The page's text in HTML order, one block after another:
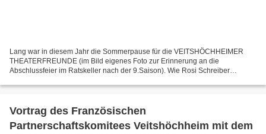
Lang war in diesem Jahr die Sommerpause für die VEITSHÖCHHEIMER
THEATERFREUNDE (im Bild eigenes Foto zur Erinnerung an die
Abschlussfeier im Ratskeller nach der 9.Saison). Wie Rosi Schreiber
Vortrag des Französischen
Partnerschaftskomitees Veitshöchheim mit dem